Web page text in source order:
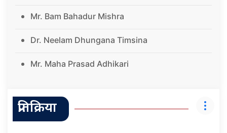
Mr. Bam Bahadur Mishra
Dr. Neelam Dhungana Timsina
Mr. Maha Prasad Adhikari
प्रतिक्रिया